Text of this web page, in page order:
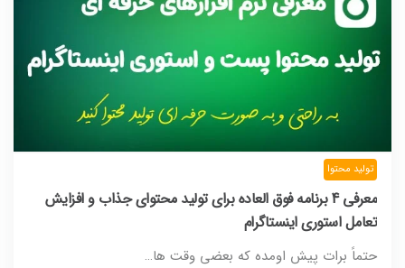
تولید محتوا
معرفی 4 برنامه فوق العاده برای تولید محتوای جذاب و افزایش
تعامل استوری اینستاگرام
حتماً برات پیش اومده که بعضی وقت ها…